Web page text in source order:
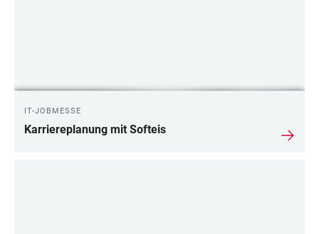
IT-JOBMESSE
Karriereplanung mit Softeis